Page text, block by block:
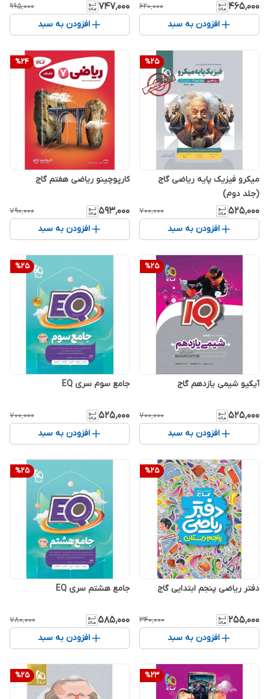
۴۶۵٬۰۰۰ ۶۲۰٬۰۰۰
افزودن به سبد
۷۴۷٬۰۰۰ ۹۹۵٬۰۰۰
افزودن به سبد
%25
میکرو فیزیک پایه ریاضی گاج
(جلد دوم)
۵۲۵٬۰۰۰ ۷۰۰٬۰۰۰
افزودن به سبد
%24
کارپوچینو ریاضی هفتم گاج
۵۹۳٬۰۰۰ ۷۹۰٬۰۰۰
افزودن به سبد
%25
آیکیو شیمی یازدهم گاج
۵۲۵٬۰۰۰ ۷۰۰٬۰۰۰
افزودن به سبد
%25
جامع سوم سری EQ
۵۲۵٬۰۰۰ ۷۰۰٬۰۰۰
افزودن به سبد
%25
دفتر ریاضی پنجم ابتدایی گاج
۲۵۵٬۰۰۰ ۳۴۰٬۰۰۰
افزودن به سبد
%25
جامع هشتم سری EQ
۵۸۵٬۰۰۰ ۷۸۰٬۰۰۰
افزودن به سبد
%23
%25